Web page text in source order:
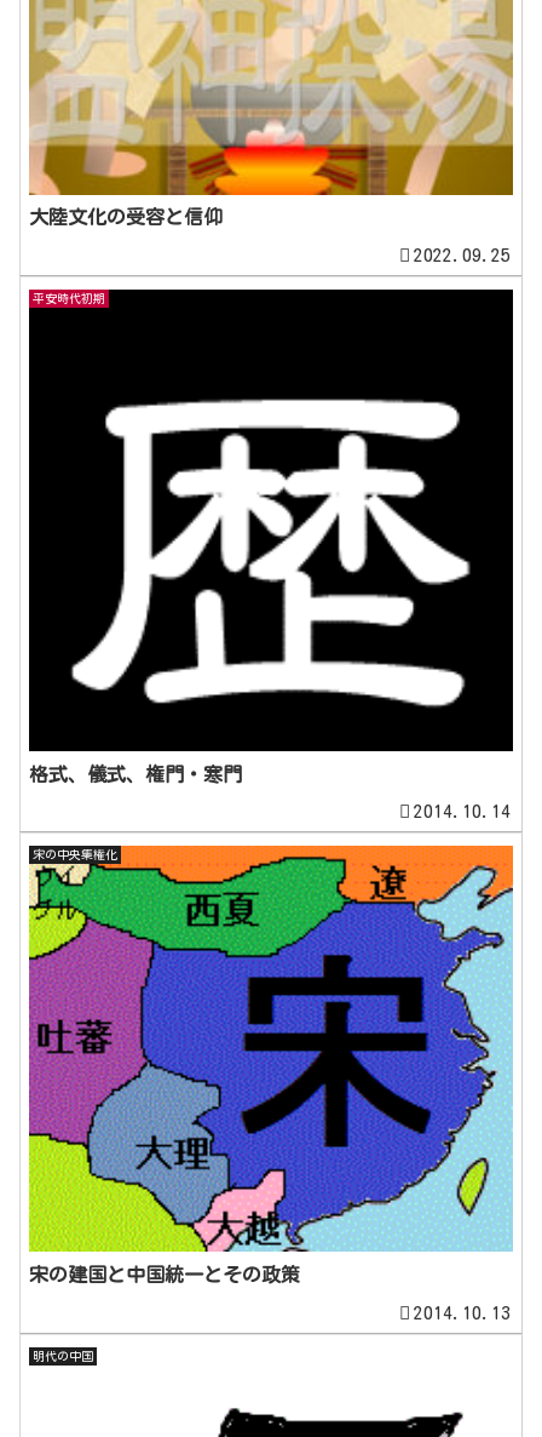
大陸文化の受容と信仰
2022.09.25
平安時代初期
格式、儀式、権門・寒門
2014.10.14
宋の中央集権化
宋の建国と中国統一とその政策
2014.10.13
明代の中国